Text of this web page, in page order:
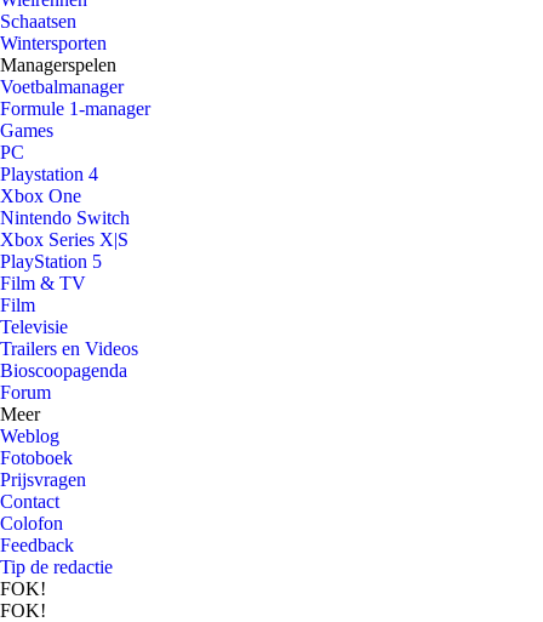
Schaatsen
Wintersporten
Managerspelen
Voetbalmanager
Formule 1-manager
Games
PC
Playstation 4
Xbox One
Nintendo Switch
Xbox Series X|S
PlayStation 5
Film & TV
Film
Televisie
Trailers en Videos
Bioscoopagenda
Forum
Meer
Weblog
Fotoboek
Prijsvragen
Contact
Colofon
Feedback
Tip de redactie
FOK!
FOK!